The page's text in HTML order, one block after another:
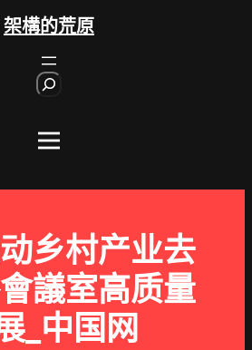
架構的荒原
乡村产业去
議室高质量
_中国网